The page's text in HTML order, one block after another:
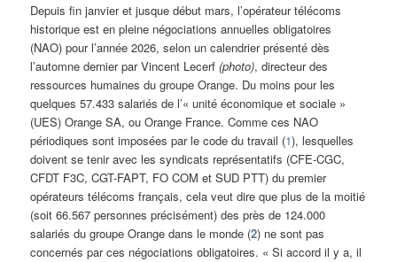
Depuis fin janvier et jusque début mars, l’opérateur télécoms
historique est en pleine négociations annuelles obligatoires
(NAO) pour l’année 2026, selon un calendrier présenté dès
l’automne dernier par Vincent Lecerf(photo), directeur des
ressources humaines du groupe Orange. Du moins pour les
quelques 57.433 salariés de l’« unité économique et sociale »
(UES) Orange SA, ou Orange France. Comme ces NAO
périodiques sont imposées par le code du travail (1), lesquelles
doivent se tenir avec les syndicats représentatifs (CFE-CGC,
CFDT F3C, CGT-FAPT, FO COM et SUD PTT) du premier
opérateurs télécoms français, cela veut dire que plus de la moitié
(soit 66.567 personnes précisément) des près de 124.000
salariés du groupe Orange dans le monde (2) ne sont pas
concernés par ces négociations obligatoires. « Si accord il y a, il